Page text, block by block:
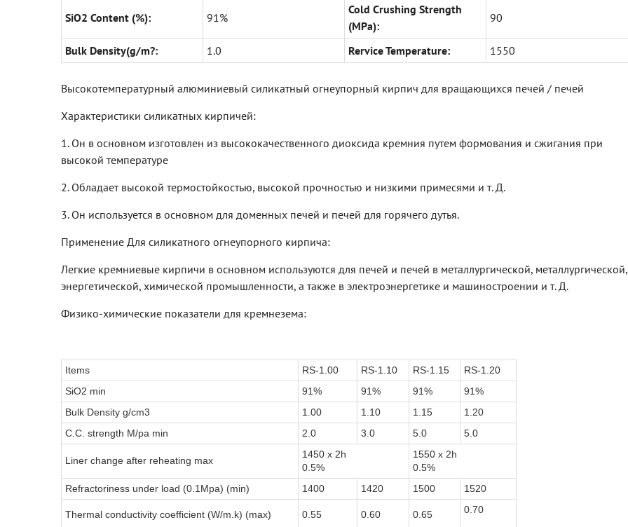
SiO2 Content (%): 91%
Cold Crushing Strength
(MPa):
90
Bulk Density(g/m?: 1.0 Rervice Temperature: 1550
Высокотемпературный алюминиевый силикатный огнеупорный кирпич для вращающихся печей / печей
Характеристики силикатных кирпичей:
1. Он в основном изготовлен из высококачественного диоксида кремния путем формования и сжигания при
высокой температуре
2. Обладает высокой термостойкостью, высокой прочностью и низкими примесями и т. Д.
3. Он используется в основном для доменных печей и печей для горячего дутья.
Применение Для силикатного огнеупорного кирпича:
Легкие кремниевые кирпичи в основном используются для печей и печей в металлургической, металлургической,
энергетической, химической промышленности, а также в электроэнергетике и машиностроении и т. Д.
Физико-химические показатели для кремнезема:
Items RS-1.00 RS-1.10 RS-1.15
RS-1.20
SiO2 min
91% 91% 91%
91%
Bulk Density g/cm3
1.00 1.10 1.15
1.20
C.C. strength M/pa min
2.0 3.0 5.0 5.0
Liner change after reheating max
1450 x 2h
0.5%
1550 x 2h
0.5%
Refractoriness under load (0.1Mpa) (min)
1400 1420 1500 1520
Thermal conductivity coefficient (W/m.k) (max) 0.55 0.60 0.65 0.70